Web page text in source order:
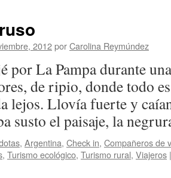
2012porCarolina Reymúndez
por La Pampa durante
de ripio, donde todo
lejos. Llovía fuerte y
susto el paisaje, la
, Argentina, Check in, Compañeros de
, Turismo ecológico, Turismo rural, Viajeros |